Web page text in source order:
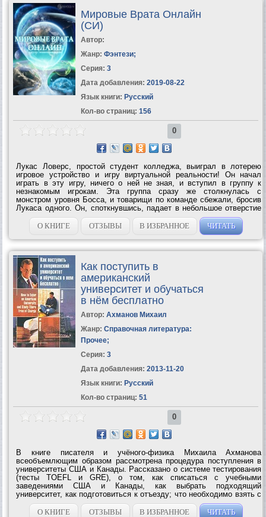
Мировые Врата Онлайн
(СИ)
Автор:
Жанр: Фэнтези;
Серия: 3
Дата добавления: 2019-08-22
Язык книги: Русский
Кол-во страниц: 156
0
Лукас Ловерс, простой студент колледжа, выиграл в лотерею
игровое устройство и игру виртуальной реальности! Он начал
играть в эту игру, ничего о ней не зная, и вступил в группу к
незнакомым игрокам. Эта группа сразу же столкнулась с
монстром уровня Босса, и товарищи по команде сбежали, бросив
Лукаса одного. Он, споткнувшись, падает в небольшое отверстие
и спасается от Босса, однако, умудряется застрять в этой
пещере! Да еще и не...
О КНИГЕ ОТЗЫВЫ В ИЗБРАННОЕ ЧИТАТЬ
Как поступить в
американский
университет и обучаться
в нём бесплатно
Автор: Ахманов Михаил
Жанр: Справочная литература:
Прочее;
Серия: 3
Дата добавления: 2013-11-20
Язык книги: Русский
Кол-во страниц: 51
0
В книге писателя и учёного-физика Михаила Ахманова
всеобъемлющим образом рассмотрена процедура поступления в
университеты США и Канады. Рассказано о системе тестирования
(тесты TOEFL и GRE), о том, как списаться с учебными
заведениями США и Канады, как выбрать подходящий
университет, как подготовиться к отъезду; что необходимо взять с
собой и что желательно знать и уметь (компьютер, вождение
автомобиля, операции с банковскими счетами и...
О КНИГЕ ОТЗЫВЫ В ИЗБРАННОЕ ЧИТАТЬ